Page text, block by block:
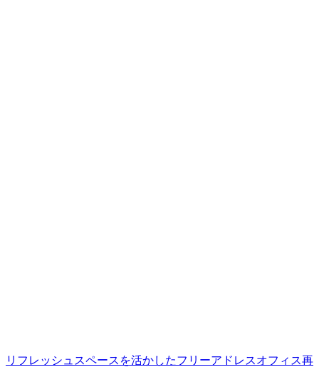
リフレッシュスペースを活かしたフリーアドレスオフィス再